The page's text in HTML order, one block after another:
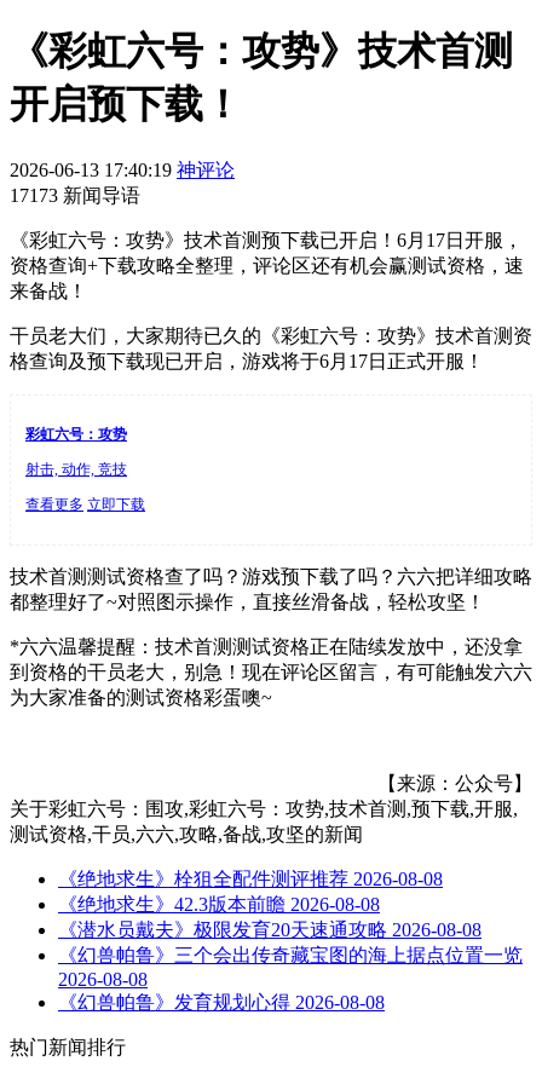
《彩虹六号：攻势》技术首测
开启预下载！
2026-06-13 17:40:19 神评论
17173 新闻导语
《彩虹六号：攻势》技术首测预下载已开启！6月17日开服，
资格查询+下载攻略全整理，评论区还有机会赢测试资格，速
来备战！
干员老大们，大家期待已久的《彩虹六号：攻势》技术首测资
格查询及预下载现已开启，游戏将于6月17日正式开服！
彩虹六号：攻势
射击, 动作, 竞技
查看更多 立即下载
技术首测测试资格查了吗？游戏预下载了吗？六六把详细攻略
都整理好了~对照图示操作，直接丝滑备战，轻松攻坚！
*六六温馨提醒：技术首测测试资格正在陆续发放中，还没拿
到资格的干员老大，别急！现在评论区留言，有可能触发六六
为大家准备的测试资格彩蛋噢~
【来源：公众号】
关于彩虹六号：围攻,彩虹六号：攻势,技术首测,预下载,开服,
测试资格,干员,六六,攻略,备战,攻坚的新闻
《绝地求生》栓狙全配件测评推荐 2026-08-08
《绝地求生》42.3版本前瞻 2026-08-08
《潜水员戴夫》极限发育20天速通攻略 2026-08-08
《幻兽帕鲁》三个会出传奇藏宝图的海上据点位置一览
2026-08-08
《幻兽帕鲁》发育规划心得 2026-08-08
热门新闻排行